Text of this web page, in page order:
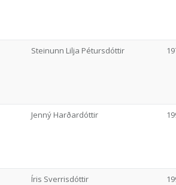
Steinunn Lilja Pétursdóttir
Jenný Harðardóttir
Íris Sverrisdóttir